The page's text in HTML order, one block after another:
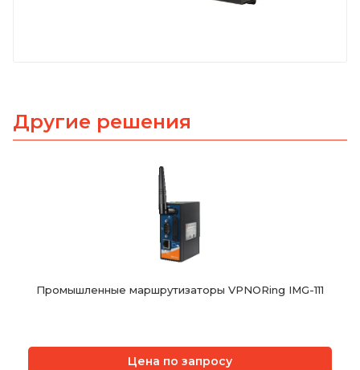
Другие решения
Промышленные маршрутизаторы VPNORing IMG-111
Цена по запросу